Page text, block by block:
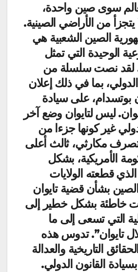
سوى صين واحدة،
يتجزأ من الأراضي الصينية.
الصين الشعبية هي
الوحيدة التي تمثل
لقد نصت سلسلة من
بما في ذلك إعلان
بوتسدام، على سيادة
ليس لتايوان وضع آخر
غير كونها جزءا من
تصرف مكارثي، ثالث أعلى
الأمريكية، بشكل
قطعته الولايات
بشأن قضية تايوان
خاطئة بشكل خطير إلى
التي تسعى إلى ما
تايوان”. تدوس هذه
التاريخية والعدالة
القانون الدولي.